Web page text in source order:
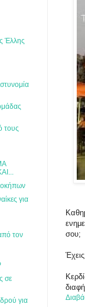
σου;
Έλλης
τους
για
τον
σε
για